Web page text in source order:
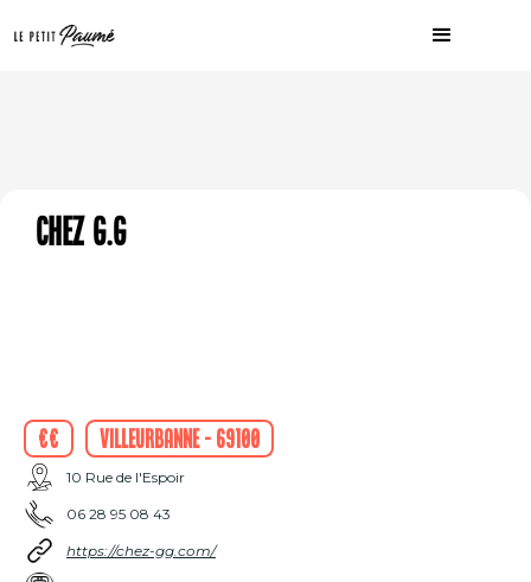
Chez G.G
€€ Villeurbanne - 69100
10 Rue de l'Espoir
06 28 95 08 43
https://chez-gg.com/